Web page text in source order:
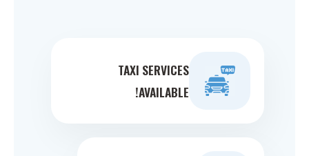
TAXI SERVICES
AVAILABLE!